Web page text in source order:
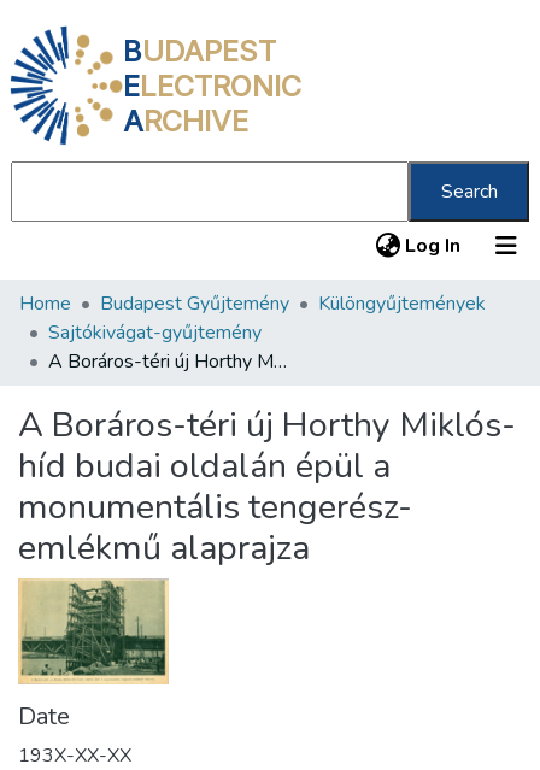
BUDAPEST
ELECTRONIC
ARCHIVE
Search
Log In (current)
Communities & Collections
All of DSpace
About us
Home Budapest Gyűjtemény
Különgyűjtemények
Sajtókivágat-gyűjtemény
A Boráros-téri új Horthy Miklós-híd budai oldalán épül a monumentális tengerész-emlékmű alaprajza
A Boráros-téri új Horthy Miklós-
híd budai oldalán épül a
monumentális tengerész-
emlékmű alaprajza
Date
193X-XX-XX